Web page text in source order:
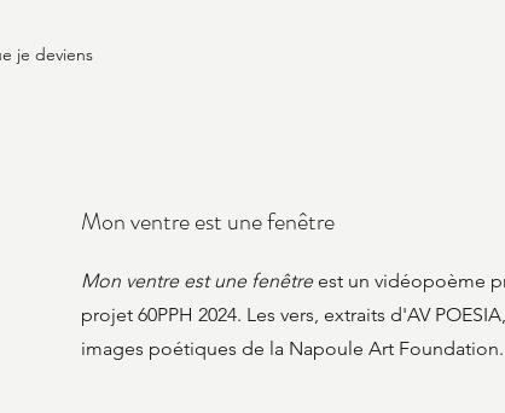
je deviens
Mon ventre est une fenêtre
Mon ventre est une fenêtreest un vidéopoème
projet 60PPH 2024. Les vers, extraits d'AV
images poétiques de la Napoule Art Foundation.